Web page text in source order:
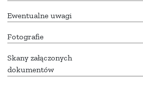
Ewentualne uwagi
Fotografie
Skany załączonych
dokumentów